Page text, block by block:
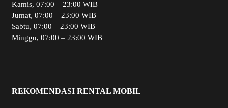
Kamis, 07:00 – 23:00 WIB
Jumat, 07:00 – 23:00 WIB
Sabtu, 07:00 – 23:00 WIB
Minggu, 07:00 – 23:00 WIB
REKOMENDASI RENTAL MOBIL